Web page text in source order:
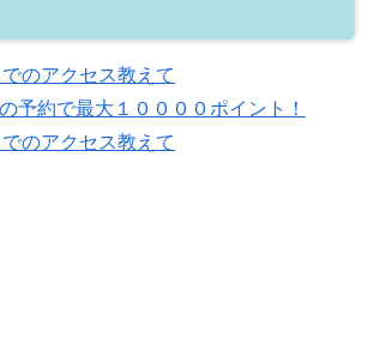
のアクセス教えて
予約で最大１００００ポイント！
のアクセス教えて